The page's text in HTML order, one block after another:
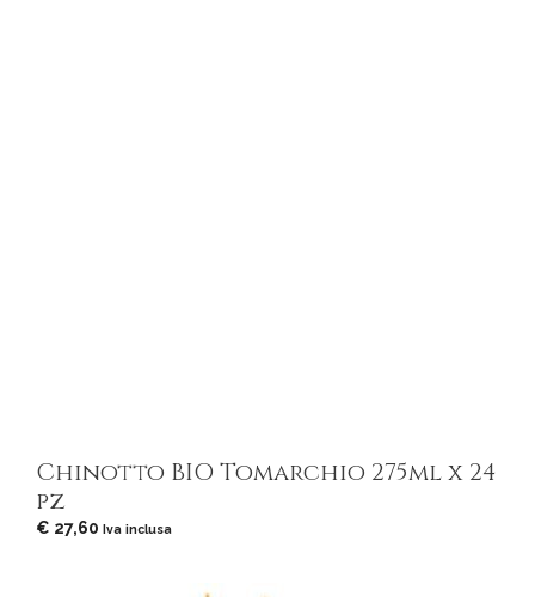
Chinotto BIO Tomarchio 275ml x 24
pz
€ 27,60 Iva inclusa